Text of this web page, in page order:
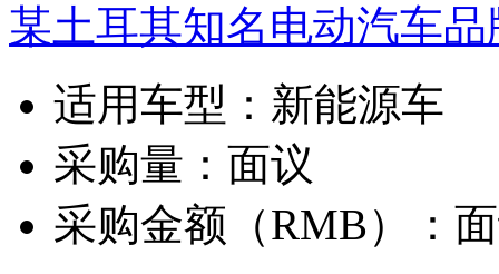
某土耳其知名电动汽车品
适用车型： 新能源车
采购量： 面议
采购金额（RMB）：